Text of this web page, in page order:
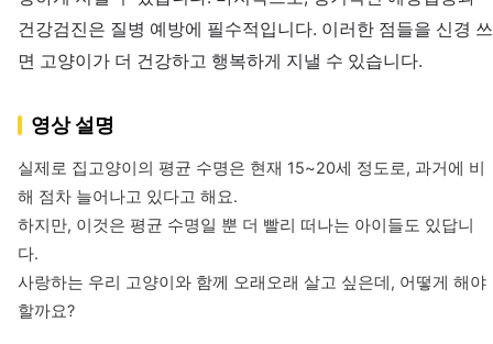
건강검진은 질병 예방에 필수적입니다. 이러한 점들을 신경 쓰
면 고양이가 더 건강하고 행복하게 지낼 수 있습니다.
영상 설명
실제로 집고양이의 평균 수명은 현재 15~20세 정도로, 과거에 비
해 점차 늘어나고 있다고 해요.
하지만, 이것은 평균 수명일 뿐 더 빨리 떠나는 아이들도 있답니
다.
사랑하는 우리 고양이와 함께 오래오래 살고 싶은데, 어떻게 해야
할까요?